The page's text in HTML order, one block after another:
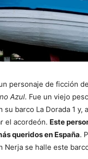
personaje de ficción
Azul. Fue un viejo
su barco La Dorada 1 y,
el acordeón. Este
queridos en España.
Nerja se halle este